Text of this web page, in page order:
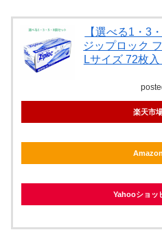
【選べる1・3
ジップロック
Lサイズ 72枚
楽天市
Amazon
Yahooショッ